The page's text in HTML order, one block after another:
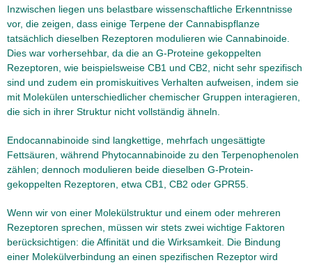
Inzwischen liegen uns belastbare wissenschaftliche Erkenntnisse
vor, die zeigen, dass einige Terpene der Cannabispflanze
tatsächlich dieselben Rezeptoren modulieren wie Cannabinoide.
Dies war vorhersehbar, da die an G-Proteine gekoppelten
Rezeptoren, wie beispielsweise CB1 und CB2, nicht sehr spezifisch
sind und zudem ein promiskuitives Verhalten aufweisen, indem sie
mit Molekülen unterschiedlicher chemischer Gruppen interagieren,
die sich in ihrer Struktur nicht vollständig ähneln.
Endocannabinoide sind langkettige, mehrfach ungesättigte
Fettsäuren, während Phytocannabinoide zu den Terpenophenolen
zählen; dennoch modulieren beide dieselben G-Protein-
gekoppelten Rezeptoren, etwa CB1, CB2 oder GPR55.
Wenn wir von einer Molekülstruktur und einem oder mehreren
Rezeptoren sprechen, müssen wir stets zwei wichtige Faktoren
berücksichtigen: die Affinität und die Wirksamkeit. Die Bindung
einer Molekülverbindung an einen spezifischen Rezeptor wird